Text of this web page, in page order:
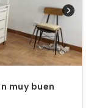
muy buen